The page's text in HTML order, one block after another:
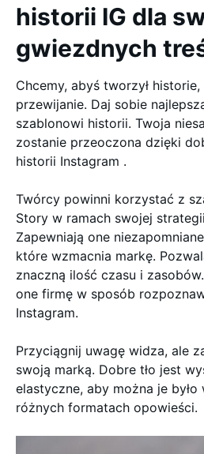
historii IG dla
gwiezdnych
Chcemy, abyś tworzył
przewijanie. Daj sobie
szablonowi historii. Twoja
zostanie przeoczona dzięki
historii Instagram .
Twórcy powinni korzystać z
Story w ramach swojej
Zapewniają one
które wzmacnia markę.
znaczną ilość czasu i
one firmę w sposób
Instagram.
Przyciągnij uwagę widza, ale
swoją marką. Dobre tło jest
elastyczne, aby można je
różnych formatach opowieści.